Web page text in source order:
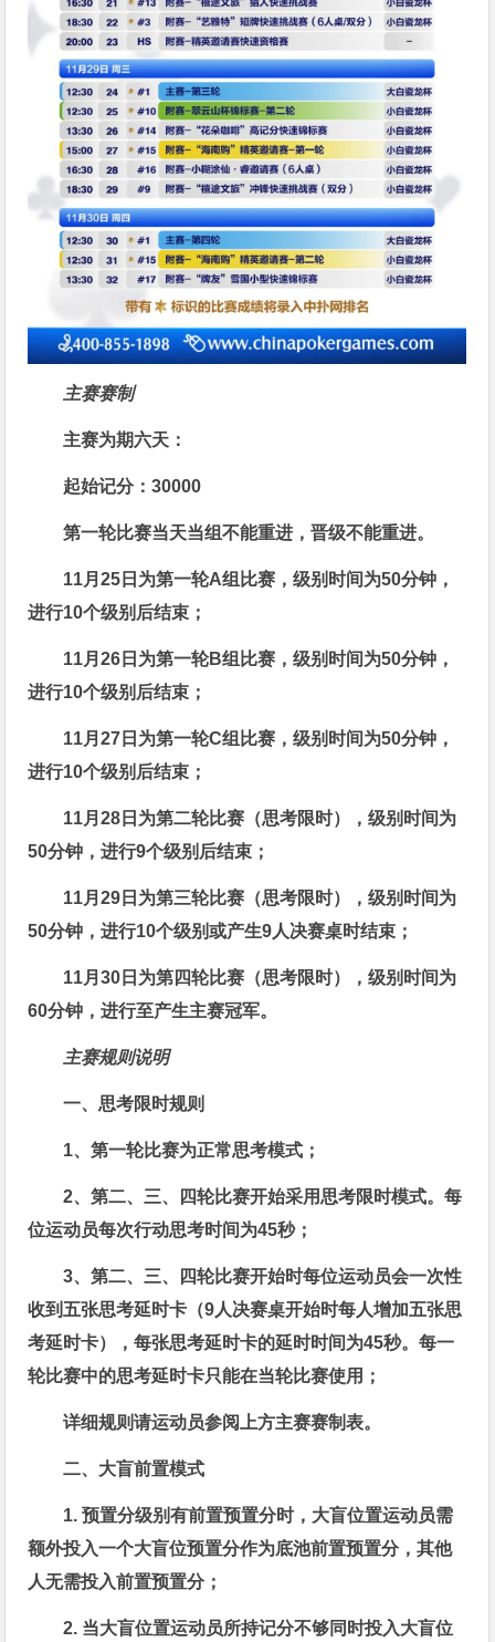
主赛赛制
主赛为期六天：
起始记分：30000
第一轮比赛当天当组不能重进，晋级不能重进。
11月25日为第一轮A组比赛，级别时间为50分钟，
进行10个级别后结束；
11月26日为第一轮B组比赛，级别时间为50分钟，
进行10个级别后结束；
11月27日为第一轮C组比赛，级别时间为50分钟，
进行10个级别后结束；
11月28日为第二轮比赛（思考限时），级别时间为
50分钟，进行9个级别后结束；
11月29日为第三轮比赛（思考限时），级别时间为
50分钟，进行10个级别或产生9人决赛桌时结束 ；
11月30日为第四轮比赛（思考限时），级别时间为
60分钟，进行至产生主赛冠军。
主赛规则说明
一、思考限时规则
1、第一轮比赛为正常思考模式；
2、第二、三、四轮比赛开始采用思考限时模式。每
位运动员每次行动思考时间为45秒；
3、第二、三、四轮比赛开始时每位运动员会一次性
收到五张思考延时卡（9人决赛桌开始时每人增加五张思
考延时卡），每张思考延时卡的延时时间为45秒。每一
轮比赛中的思考延时卡只能在当轮比赛使用；
详细规则请运动员参阅上方主赛赛制表。
二、大盲前置模式
1. 预置分级别有前置预置分时，大盲位置运动员需
额外投入一个大盲位预置分作为底池前置预置分，其他
人无需投入前置预置分；
2. 当大盲位置运动员所持记分不够同时投入大盲位